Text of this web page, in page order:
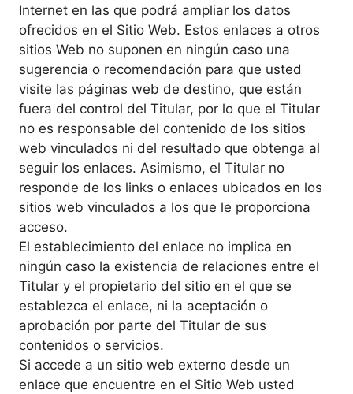
Internet en las que podrá ampliar los datos
ofrecidos en el Sitio Web. Estos enlaces a otros
sitios Web no suponen en ningún caso una
sugerencia o recomendación para que usted
visite las páginas web de destino, que están
fuera del control del Titular, por lo que el Titular
no es responsable del contenido de los sitios
web vinculados ni del resultado que obtenga al
seguir los enlaces. Asimismo, el Titular no
responde de los links o enlaces ubicados en los
sitios web vinculados a los que le proporciona
acceso.
El establecimiento del enlace no implica en
ningún caso la existencia de relaciones entre el
Titular y el propietario del sitio en el que se
establezca el enlace, ni la aceptación o
aprobación por parte del Titular de sus
contenidos o servicios.
Si accede a un sitio web externo desde un
enlace que encuentre en el Sitio Web usted